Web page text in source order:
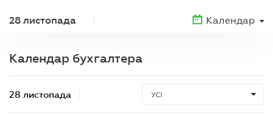
28 листопада Календар
Календар бухгалтера
28 листопада УСІ